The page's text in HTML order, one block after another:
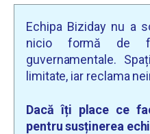
Echipa Biziday nu a
nicio formă de
guvernamentale.
limitate, iar reclama
Dacă îți place ce
pentru susținerea